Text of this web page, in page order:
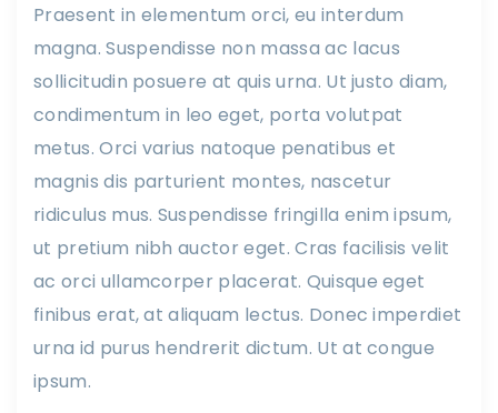
Praesent in elementum orci, eu interdum
magna. Suspendisse non massa ac lacus
sollicitudin posuere at quis urna. Ut justo diam,
condimentum in leo eget, porta volutpat
metus. Orci varius natoque penatibus et
magnis dis parturient montes, nascetur
ridiculus mus. Suspendisse fringilla enim ipsum,
ut pretium nibh auctor eget. Cras facilisis velit
ac orci ullamcorper placerat. Quisque eget
finibus erat, at aliquam lectus. Donec imperdiet
urna id purus hendrerit dictum. Ut at congue
ipsum.